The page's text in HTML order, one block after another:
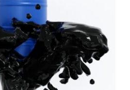
an – USA setzt auf mehr Öl,
Energien – Heizöl wird teurer
HeizölNews
US-Ölproduktion
USA